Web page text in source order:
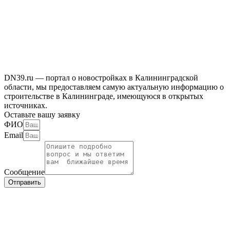
DN39.ru — портал о новостройках в Калининградской
области, мы предоставляем самую актуальную информацию о
строительстве в Калининграде, имеющуюся в открытых
источниках.
Оставьте вашу заявку
ФИО
Email
Сообщение
Отправить